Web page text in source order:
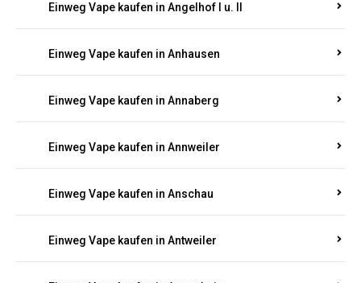
Einweg Vape kaufen in Angelhof I u. II
Einweg Vape kaufen in Anhausen
Einweg Vape kaufen in Annaberg
Einweg Vape kaufen in Annweiler
Einweg Vape kaufen in Anschau
Einweg Vape kaufen in Antweiler